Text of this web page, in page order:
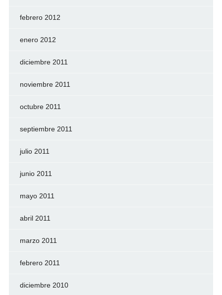
febrero 2012
enero 2012
diciembre 2011
noviembre 2011
octubre 2011
septiembre 2011
julio 2011
junio 2011
mayo 2011
abril 2011
marzo 2011
febrero 2011
diciembre 2010